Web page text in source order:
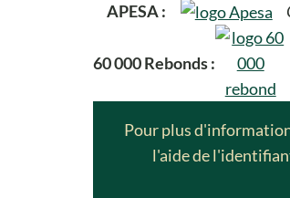
APESA :
60 000 Rebonds :
Pour plus
l'aide de